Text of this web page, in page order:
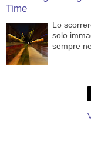
Time
Lo
solo
sempre